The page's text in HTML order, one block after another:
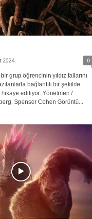
2024 0
grup öğrencinin yıldız fallarını
bağlantılı bir şekilde
ediliyor. Yönetmen /
Spenser Cohen Görüntü...